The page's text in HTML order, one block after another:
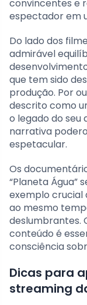
convincentes e
espectador em
Do lado dos
admirável
que tem sido
produção. Por
descrito como
o legado do
narrativa
espetacular.
Os
“Planeta Água”
exemplo crucial
ao mesmo
deslumbrantes.
conteúdo é
consciência
Dicas para
streaming